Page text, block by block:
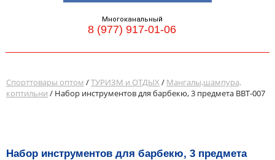
Многоканальный
8 (977) 917-01-06
Спорттовары оптом /ТУРИЗМ и ОТДЫХ / Мангалы,шампура,
коптильни / Набор инструментов для барбекю, 3 предмета BBT-007
Набор инструментов для барбекю, 3 предмета